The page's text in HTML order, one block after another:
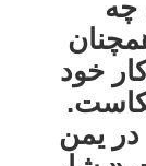
چه
خود
در یمن